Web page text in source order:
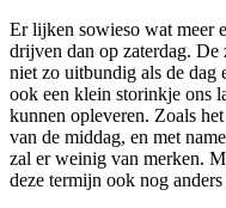
Er lijken sowieso wat meer
drijven dan op zaterdag.
niet zo uitbundig als de dag
ook een klein storinkje ons
kunnen opleveren. Zoals
van de middag, en met
zal er weinig van merken.
deze termijn ook nog